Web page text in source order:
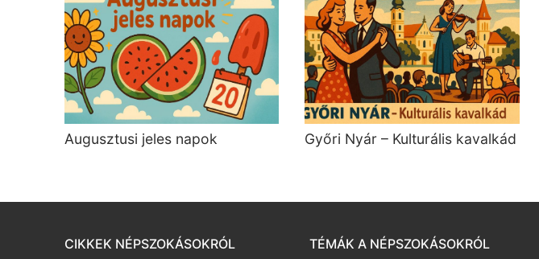
Augusztusi jeles napok Győri Nyár – Kulturális kavalkád
CIKKEK NÉPSZOKÁSOKRÓL TÉMÁK A NÉPSZOKÁSOKRÓL